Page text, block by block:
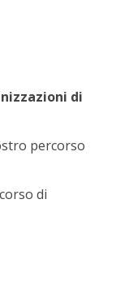
di
percorso
di